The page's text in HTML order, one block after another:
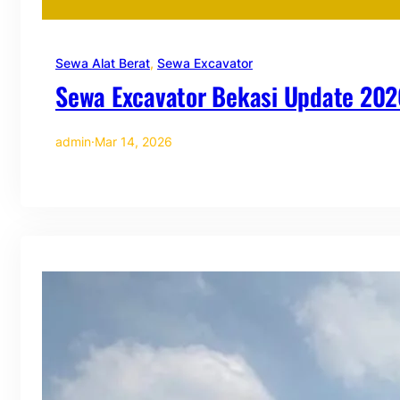
Sewa Alat Berat, Sewa Excavator
Sewa Excavator Bekasi Update
admin·Mar 14, 2026